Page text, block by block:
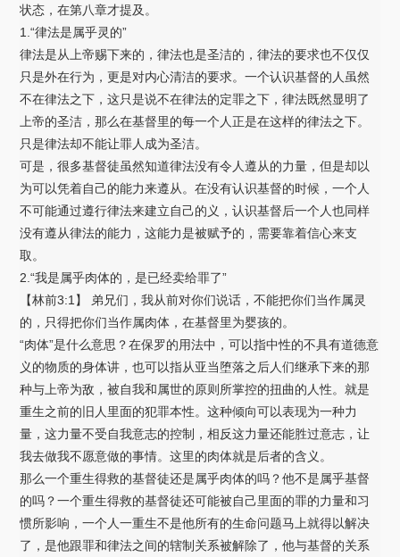
状态，在第八章才提及。
1.“律法是属乎灵的”
律法是从上帝赐下来的，律法也是圣洁的，律法的要求也不仅仅
只是外在行为，更是对内心清洁的要求。一个认识基督的人虽然
不在律法之下，这只是说不在律法的定罪之下，律法既然显明了
上帝的圣洁，那么在基督里的每一个人正是在这样的律法之下。
只是律法却不能让罪人成为圣洁。
可是，很多基督徒虽然知道律法没有令人遵从的力量，但是却以
为可以凭着自己的能力来遵从。在没有认识基督的时候，一个人
不可能通过遵行律法来建立自己的义，认识基督后一个人也同样
没有遵从律法的能力，这能力是被赋予的，需要靠着信心来支
取。
2.“我是属乎肉体的，是已经卖给罪了”
【林前3:1】 弟兄们，我从前对你们说话，不能把你们当作属灵
的，只得把你们当作属肉体，在基督里为婴孩的。
“肉体”是什么意思？在保罗的用法中，可以指中性的不具有道德意
义的物质的身体讲，也可以指从亚当堕落之后人们继承下来的那
种与上帝为敌，被自我和属世的原则所掌控的扭曲的人性。就是
重生之前的旧人里面的犯罪本性。这种倾向可以表现为一种力
量，这力量不受自我意志的控制，相反这力量还能胜过意志，让
我去做我不愿意做的事情。这里的肉体就是后者的含义。
那么一个重生得救的基督徒还是属乎肉体的吗？他不是属乎基督
的吗？一个重生得救的基督徒还可能被自己里面的罪的力量和习
惯所影响，一个人一重生不是他所有的生命问题马上就得以解决
了，是他跟罪和律法之间的辖制关系被解除了，他与基督的关系